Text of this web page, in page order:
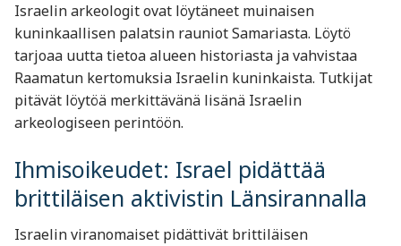
Israelin arkeologit ovat löytäneet muinaisen
kuninkaallisen palatsin rauniot Samariasta. Löytö
tarjoaa uutta tietoa alueen historiasta ja vahvistaa
Raamatun kertomuksia Israelin kuninkaista. Tutkijat
pitävät löytöä merkittävänä lisänä Israelin
arkeologiseen perintöön.
Ihmisoikeudet: Israel pidättää
brittiläisen aktivistin Länsirannalla
Israelin viranomaiset pidättivät brittiläisen